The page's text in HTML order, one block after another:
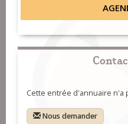
Cette entrée d'annuaire n'a
Nous demander